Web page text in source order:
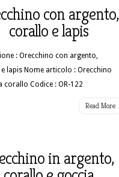
con argento,
corallo e lapis
: Orecchino con argento,
lapis Nome articolo : Orecchino
corallo Codice : OR-122
Read More
in argento,